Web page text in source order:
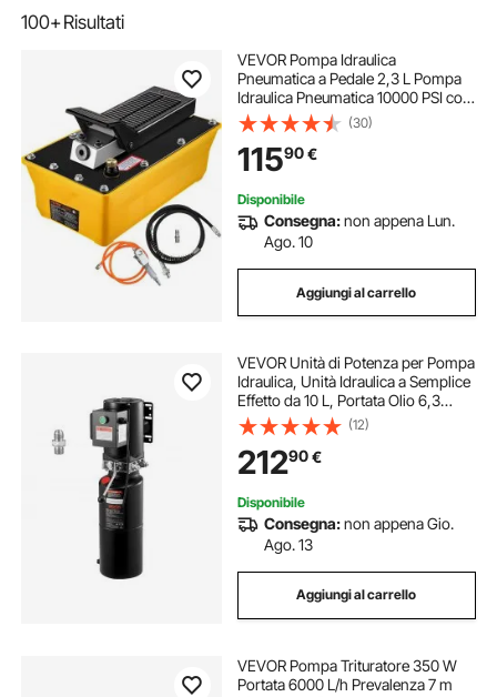
100+Risultati
VEVOR Pompa Idraulica
Pneumatica a Pedale 2,3 L Pompa
Idraulica Pneumatica 10000 PSI con
Tubo Flessibile d'Olio e Pistola a
Spruzzo, Kit di Pompa a Pedale
Utilizzato con Cilindri a Semplice
Effetto
(30)
11590€
Disponibile
Consegna:non appena Lun.
Ago. 10
Aggiungi al carrello
VEVOR Unità di Potenza per Pompa
Idraulica, Unità Idraulica a Semplice
Effetto da 10 L, Portata Olio 6,3
L/min, Pressione di Scarico
Massima 22 MPa per Autocarri con
Cassone Ribaltabile, Nero
(12)
21290€
Disponibile
Consegna:non appena Gio.
Ago. 13
Aggiungi al carrello
VEVOR Pompa Trituratore 350 W
Portata 6000 L/h Prevalenza 7 m